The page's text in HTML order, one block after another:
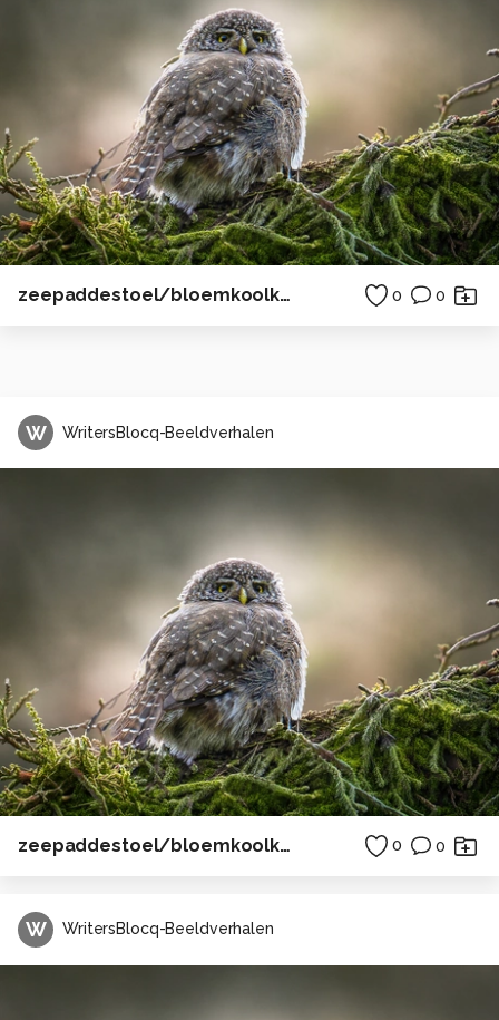
zeepaddestoel/bloemkoolkwal, oosterschelde 0 0
W WritersBlocq-Beeldverhalen
zeepaddestoel/bloemkoolkwal, Oosterschelde 0 0
W WritersBlocq-Beeldverhalen